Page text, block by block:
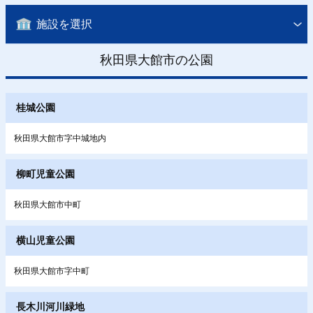
施設を選択
秋田県大館市の公園
桂城公園
秋田県大館市字中城地内
柳町児童公園
秋田県大館市中町
横山児童公園
秋田県大館市字中町
長木川河川緑地